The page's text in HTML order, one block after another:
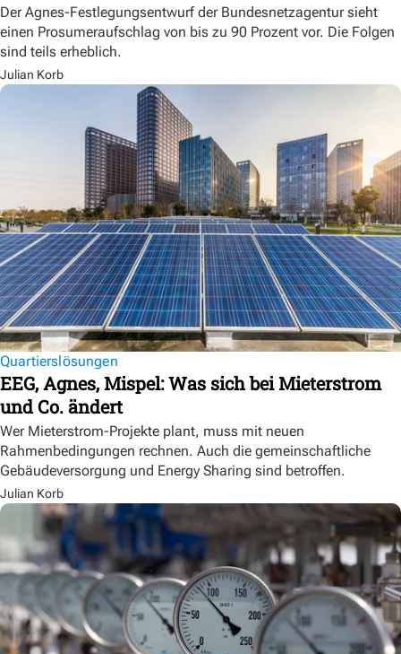
Der Agnes-Festlegungsentwurf der Bundesnetzagentur sieht
einen Prosumeraufschlag von bis zu 90 Prozent vor. Die Folgen
sind teils erheblich.
Julian Korb
Quartierslösungen
EEG, Agnes, Mispel: Was sich bei Mieterstrom
und Co. ändert
Wer Mieterstrom-Projekte plant, muss mit neuen
Rahmenbedingungen rechnen. Auch die gemeinschaftliche
Gebäudeversorgung und Energy Sharing sind betroffen.
Julian Korb